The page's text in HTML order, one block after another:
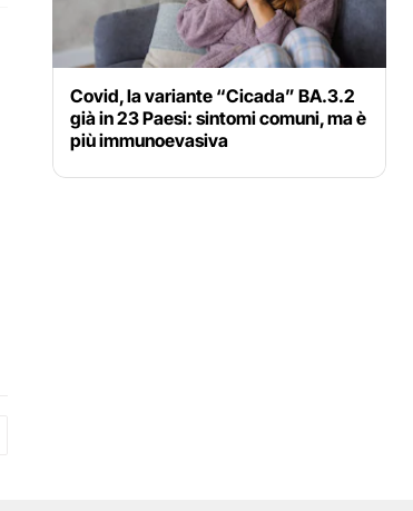
Covid, la variante “Cicada” BA.3.2
già in 23 Paesi: sintomi comuni, ma è
più immunoevasiva